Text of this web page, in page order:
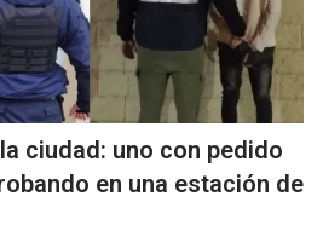
ciudad: uno con pedido
en una estación de